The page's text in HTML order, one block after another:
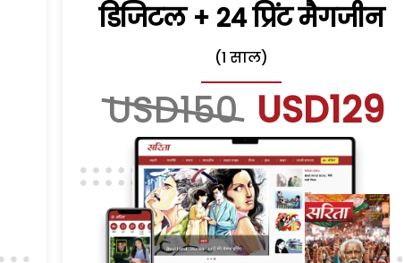
डिजिटल + 24 प्रिंट मैगजीन
(1 साल)
USD150 USD129